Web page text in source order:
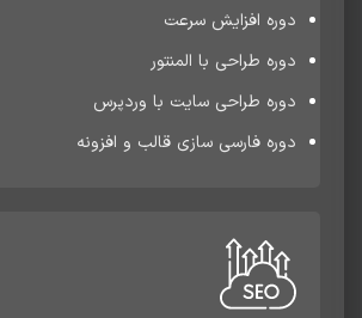
دوره افزایش سرعت
دوره طراحی با المنتور
دوره طراحی سایت با وردپرس
دوره فارسی سازی قالب و افزونه